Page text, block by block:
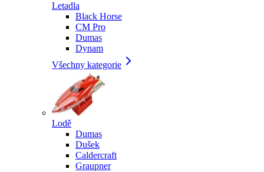
Letadla
Black Horse
CM Pro
Dumas
Dynam
Všechny kategorie
Lodě
Dumas
Dušek
Caldercraft
Graupner